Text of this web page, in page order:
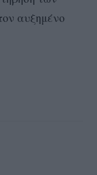
αυξημένο